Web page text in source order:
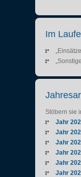
Im
Stöbern sie
Jahr
Jahr
Jahr
Jahr
Jahr
Jahr